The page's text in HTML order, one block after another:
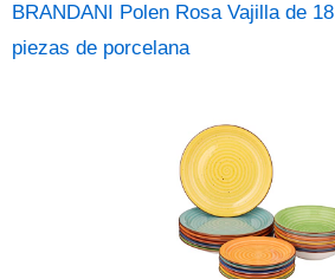
BRANDANI Polen Rosa Vajilla de 18
piezas de porcelana